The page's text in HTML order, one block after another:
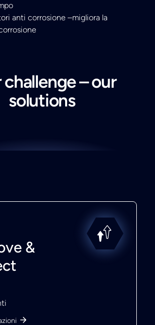
anti corrosione –migliora la
challenge – our
solutions
&